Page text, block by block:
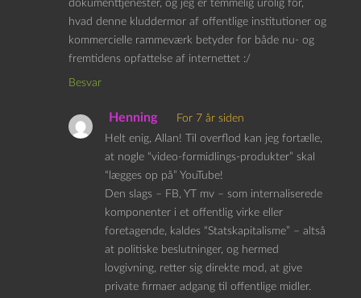
dokumenttjenester, og jeg er temmelig urolig for,
hvad denne kluddermor af offentlige institutioner og
kommercielle rammeværk betyder for både nu- og
fremtidens opfattelse af internettet :/
Besvar
Henning
For 7 år siden
Helt enig, Allan! Til overflod kan jeg fortælle,
at nogle “video-formidlings-produkter” skal
“lægges op på” YouTube!
Den slags – FB, YT mv – som internaliserede
komponenter i et offentlig virke eller
foretagende, kaldes “Statskapitalisme” – altså
at politiske beslutninger, og hermed
lovgivning, retter sig direkte mod, at give
private firmaer adgang til offentlige midler.